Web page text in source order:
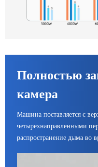
Полностью
камера
Машина поставляется с
четырехнаправленными
распространение дыма во